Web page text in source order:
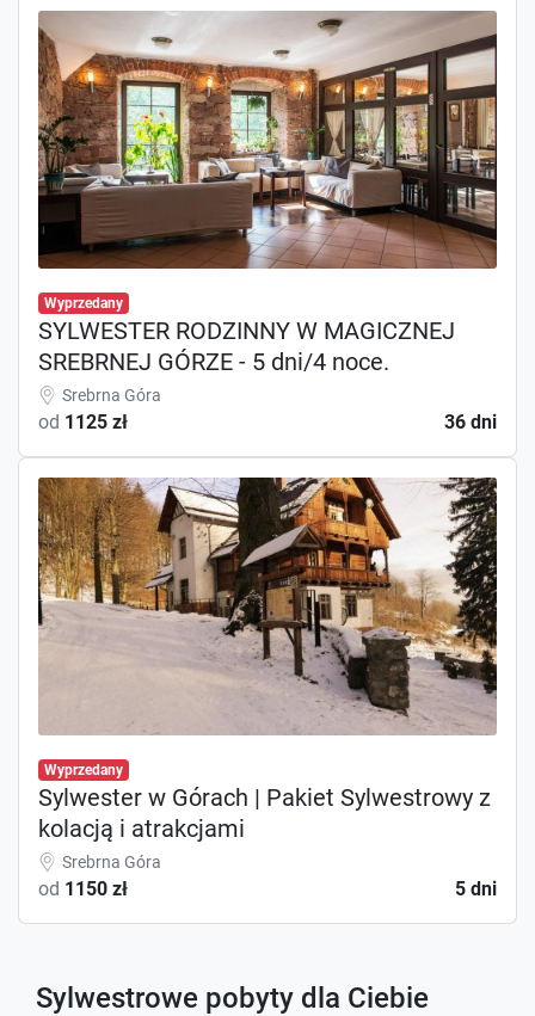
Wyprzedany
SYLWESTER RODZINNY W MAGICZNEJ
SREBRNEJ GÓRZE - 5 dni/4 noce.
Srebrna Góra
od 1125 zł 36 dni
Wyprzedany
Sylwester w Górach | Pakiet Sylwestrowy z
kolacją i atrakcjami
Srebrna Góra
od 1150 zł 5 dni
Sylwestrowe pobyty dla Ciebie